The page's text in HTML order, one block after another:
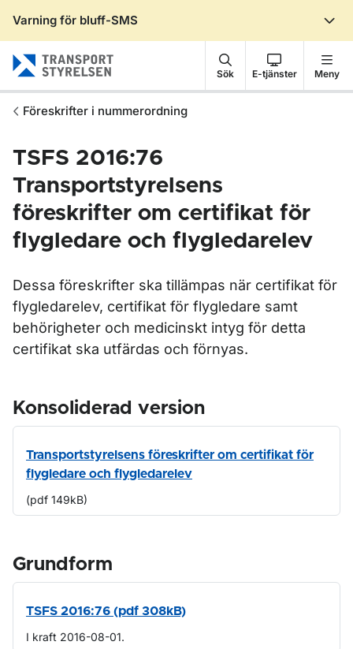
Varning för bluff-SMS
Sök E-tjänster Meny
Föreskrifter i nummerordning
TSFS 2016:76
Transportstyrelsens
föreskrifter om certifikat för
flygledare och flygledarelev
Dessa föreskrifter ska tillämpas när certifikat för
flygledarelev, certifikat för flygledare samt
behörigheter och medicinskt intyg för detta
certifikat ska utfärdas och förnyas.
Konsoliderad version
Transportstyrelsens föreskrifter om certifikat för
flygledare och flygledarelev
(pdf 149kB)
Grundform
TSFS 2016:76 (pdf 308kB)
I kraft 2016-08-01.